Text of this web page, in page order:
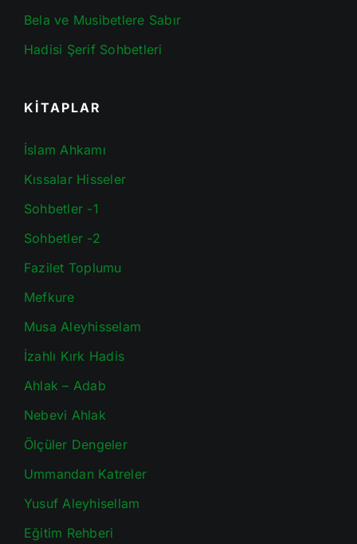
Bela ve Musibetlere Sabır
Hadisi Şerif Sohbetleri
KİTAPLAR
İslam Ahkamı
Kıssalar Hisseler
Sohbetler -1
Sohbetler -2
Fazilet Toplumu
Mefkure
Musa Aleyhisselam
İzahlı Kırk Hadis
Ahlak – Adab
Nebevi Ahlak
Ölçüler Dengeler
Ummandan Katreler
Yusuf Aleyhisellam
Eğitim Rehberi